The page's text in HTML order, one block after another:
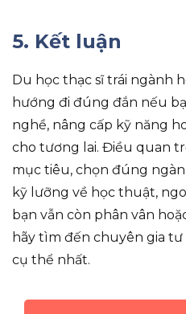
5. Kết luận
Du học thạc sĩ trái ngành
hướng đi đúng đắn nếu
nghề, nâng cấp kỹ năng
cho tương lai. Điều quan
mục tiêu, chọn đúng
kỹ lưỡng về học thuật,
bạn vẫn còn phân vân
hãy tìm đến chuyên gia
cụ thể nhất.